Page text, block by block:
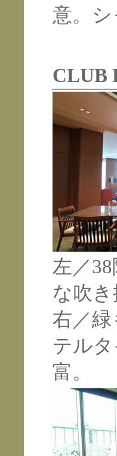
意。
CLUB
左／
な吹
右／
テル
富。